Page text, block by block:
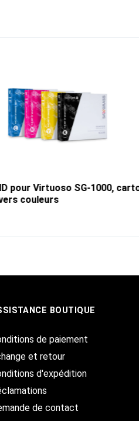
pour Virtuoso SG-1000,
couleurs
BOUTIQUE
de paiement
et retour
d'expédition
de contact